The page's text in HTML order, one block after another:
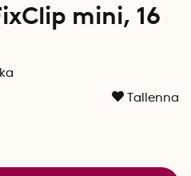
mini, 16
Tallenna